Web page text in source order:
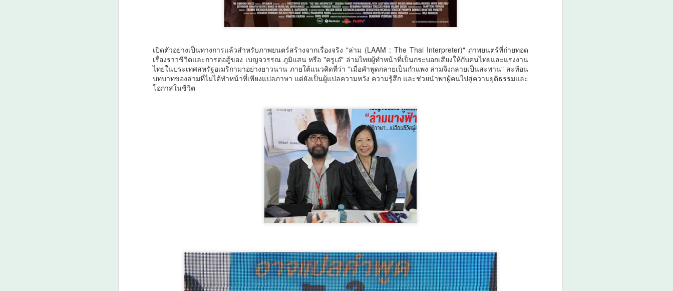
เปิดตัวอย่างเป็นทางการแล้วสำหรับภาพยนตร์สร้างจากเรื่องจริง "ล่าม (LAAM : The Thai Interpreter)" ภาพยนตร์ที่ถ่ายทอด
เรื่องราวชีวิตและการต่อสู้ของ เบญจวรรณ ภูมิแสน หรือ "ครูเอ๋" ล่ามไทยผู้ทำหน้าที่เป็นกระบอกเสียงให้กับคนไทยและแรงงาน
ไทยในประเทศสหรัฐอเมริกามาอย่างยาวนาน ภายใต้แนวคิดที่ว่า "เมื่อคำพูดกลายเป็นกำแพง ล่ามจึงกลายเป็นสะพาน" สะท้อน
บทบาทของล่ามที่ไม่ได้ทำหน้าที่เพียงแปลภาษา แต่ยังเป็นผู้แปลความหวัง ความรู้สึก และช่วยนำพาผู้คนไปสู่ความยุติธรรมและ
โอกาสในชีวิต
วว. ชูนวัตกรรม “สารควบคุมการ
เจริญเติบโตพืช” กอบกู้สวนกล้วย
หอม แก้ปัญหาต้นหักโค่นจากลม
พายุพร้อมเพิ่มขนาดผลผลิต-เพิ่มราย
ได้เกษตรกรไทย 20–25%
พัฒนาแรงงานศรีสะเกษ
มอบเครื่องมือทำมา
ยั่งยืน
“จุลพันธ์” ส่งโฆษก “พิพัฒน์ชัย” เปิด
โครงการ “กระทรวงแรงงานสร้าง
โอกาส สร้างอาชีพ” เดินหน้าพัฒนา
กระทรวงแรงงานเดินหน้าขับเคลื่อน
นโยบาย "เรียนได้ งบ จบได้งาน" มุ่ง
พัฒนาทักษะอาชีพให้ประชาชน
ควบคู่กับการสร้างโอกาสในการมี
งานทำ โดยนายจุลพันธ์ อมรวิวัฒน์
รัฐมนตรีว่าการกระทรวงแรงงาน
มอบหมาย นายพิพัฒน์ชัย ไพบูลย์
โฆษกกระทรวงแรงงาน (ฝ่าย
การเมือง) เป็นประธานเปิดโครงการ
"กระทรวงแรงงานสร้างโอกาส สร้าง
ระดับนานาชาติ
กรมการท่องเที่ยวปั้นผู้ประสานงาน
ทำระดับนานาชาติ
กรมการท่องเที่ยว เดินหน้าส่งเสริม
การถ่ายทำภาพยนตร์ต่างประเทศใน
ที่เกี่ยวข้อง ระหว่างวันที่ 6–7
สิงหาคม 2569 เพื่อยกระดับการให้
บริการแก่คณะถ่ายทำภาพยนตร์ต่าง
ประเทศให้มีมาตรฐาน สะดวก
รวดเร็ว และมีประสิทธิภาพ โดยนาย
จาตุรนต์ ภักดีวานิช อธิบดีกรมการ
ท่องเที่ยว มอบหมายให้นางสาวอุบล
วรรณ สุจริตกุล ผู้อำนวยการกอง
กิจการภาพยนตร์และวีดิทัศน์ต่าง
ประเทศ
ประเทศชิลี - นางสาวรวินันท์ ฉ่ำ
เฉลิม รองเลขาธิการสำนักงาน
มาตรฐานสินค้าเกษตรและอาหาร
ศึกษาไทยสู่มาตรฐานโลกในงาน ThaiCER 2026
‘รองนายกฯ ยศชนัน’ เปิดตัว ‘THERA’ ยกระดับวิจัยการศึกษาไทยสู่มาตรฐาน
โลกในงาน ThaiCER 2026
ร่วมการประชุมวิชาการระดับนานาชาติ Thailand International Conference
on Education Research (ThaiCER) 2026 จัดขึ้นโดยสำนักงานเลขาธิการ
สภาการศึกษา (สกศ.) โดยมี รศ.ดร.ประวิต เอราวรรณ์ เลขาธิการสภาการ
ศึกษา พร้อมด้วย ศ.โจ โอฮารา ประธานสมาคมวิจัยการศึกษาระดับโลก
“เตาปูนโมเดล" เกมรุกสู้ NCDsใช้ข้อมูลขับเคลื่อนการ
พัฒนา สร้างนวัตกรรม "ดอกไม้ 3 สี" เชื่อมสถานีสุขภาพ
เครือข่าย Caregiver และภูมิปัญญาพื้นบ้าน พัฒนาระบบ
สุขภาพชุมชน สู่ต้นแบบการจัดการสุขภาวะอย่างยั่งยืน
“เตาปูนโมเดล" เกมรุกสู้ NCDsใช้ข้อมูลขับเคลื่อนการพัฒนา สร้างนวัตกรรม
"ดอกไม้ 3 สี" เชื่อมสถานีสุขภาพ เครือข่าย Caregiver และภูมิปัญญาพื้น
บ้าน พัฒนาระบบสุขภาพชุมชน สู่ต้นแบบการจัดการสุขภาวะอย่างยั่งยืน
ประชาชน ทั้งการดื่มสุรา การสูบบุหรี่ และการบริโภคอาหารรสหวาน มัน
และเค็ม ส่งผลให้ปัจจุบันมีผู้ป่วยโรคเบาหวาน 270 คน และผู้ป่วยโรคความ
ดันโลหิตสูงกว่า 700 คน จากประชากรท
AUG
7
วธ. เชิญชวนประชาชนร่วมกิจกรรมถวายพระราชกุศล
และน้อมสำนึกในพระมหากรุณาธิคุณสมเด็จพระนาง
เจ้าสิริกิติ์ พระบรมราชินีนาถ พระบรมราชชนนีพันปี